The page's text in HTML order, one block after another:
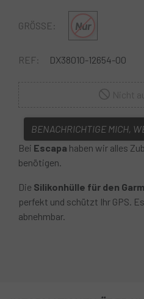
GRÖSSE: Nur
REF: DX38010-12654-00
BENACHRICHTIGE MICH,
Bei Escapa haben wir alles
benötigen.
Die Silikonhülle für den
perfekt und schützt Ihr GPS.
abnehmbar.